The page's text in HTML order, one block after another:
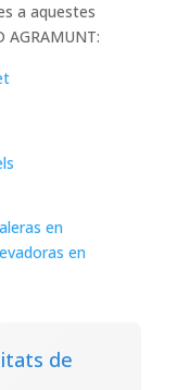
a aquestes
AGRAMUNT:
en
en
de